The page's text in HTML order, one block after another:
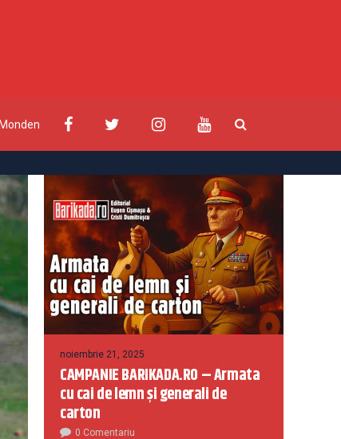
noiembrie 21, 2025
CAMPANIE BARIKADA.RO – Armata
cu cai de lemn și generali de
carton
0 Comentariu